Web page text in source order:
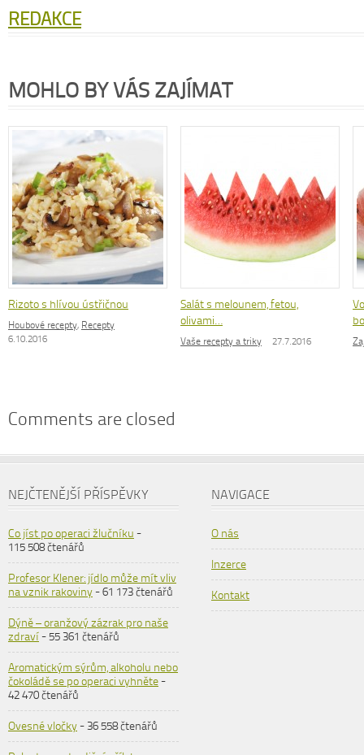
REDAKCE
MOHLO BY VÁS ZAJÍMAT
Rizoto s hlívou ústřičnou
Houbové recepty, Recepty
6.10.2016
Salát s melounem, fetou,
olivami…
Vaše recepty a triky 27.7.2016
Comments are closed
NEJČTENĚJŠÍ PŘÍSPĚVKY
Co jíst po operaci žlučníku -
115 508 čtenářů
Profesor Klener: jídlo může mít vliv
na vznik rakoviny- 61 173 čtenářů
Dýně – oranžový zázrak pro naše
zdraví- 55 361 čtenářů
Aromatickým sýrům, alkoholu nebo
čokoládě se po operaci vyhněte-
42 470 čtenářů
Ovesné vločky- 36 558 čtenářů
NAVIGACE
O nás
Inzerce
Kontakt